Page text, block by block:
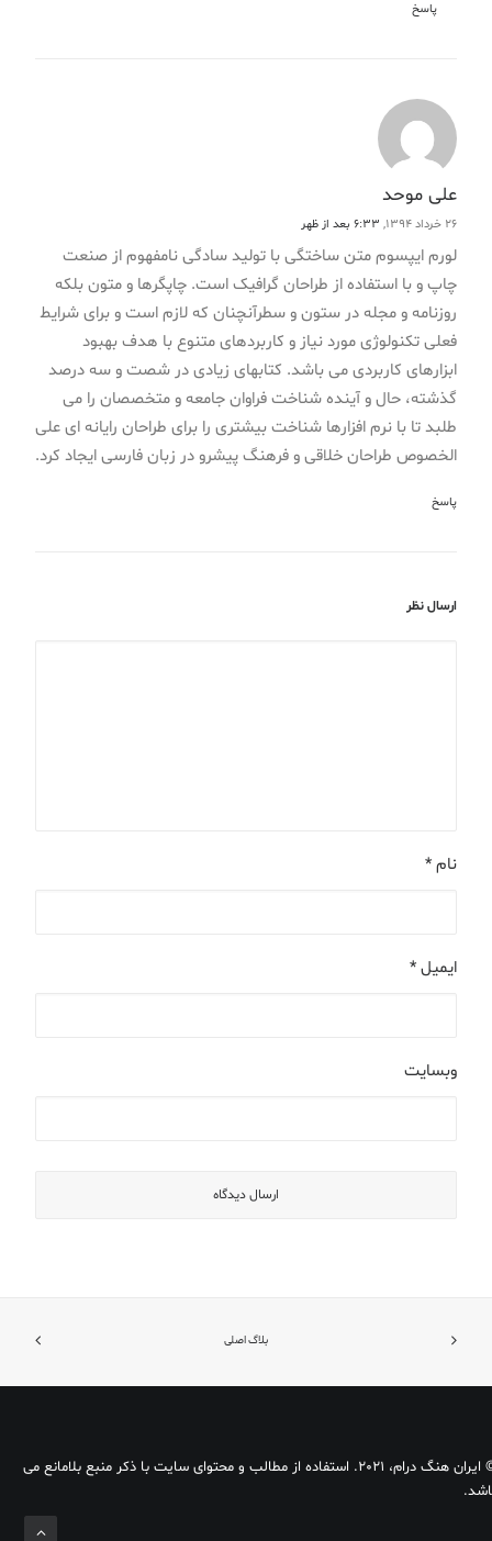
پاسخ
علی موحد
26 خرداد 1394, 6:33 بعد از ظهر
لورم ایپسوم متن ساختگی با تولید سادگی نامفهوم از صنعت
چاپ و با استفاده از طراحان گرافیک است. چاپگرها و متون بلکه
روزنامه و مجله در ستون و سطرآنچنان که لازم است و برای شرایط
فعلی تکنولوژی مورد نیاز و کاربردهای متنوع با هدف بهبود
ابزارهای کاربردی می باشد. کتابهای زیادی در شصت و سه درصد
گذشته، حال و آینده شناخت فراوان جامعه و متخصصان را می
طلبد تا با نرم افزارها شناخت بیشتری را برای طراحان رایانه ای علی
الخصوص طراحان خلاقی و فرهنگ پیشرو در زبان فارسی ایجاد کرد.
پاسخ
ارسال نظر
نام*
ایمیل*
وبسایت
بلاگ اصلی
© ایران هنگ درام، 2021. استفاده از مطالب و محتوای سایت با ذکر منبع بلامانع می